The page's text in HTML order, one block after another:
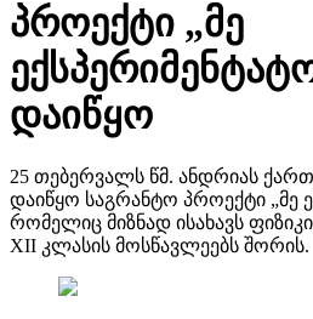
პროექტი „მე
დაიწყო
25 თებერვალს წმ. ანდრიას
დაიწყო საგრანტო პროექტი „მე
რომელიც მიზნად ისახავს
XII კლასის მოსწავლეებს შორის.